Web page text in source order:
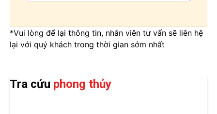
*Vui lòng để lại thông tin, nhân viên tư vấn sẽ liên hệ
lại với quý khách trong thời gian sớm nhất
Tra cứu phong thủy